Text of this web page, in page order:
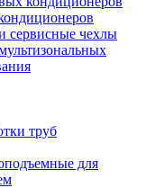
сервисные чехлы
труб
для